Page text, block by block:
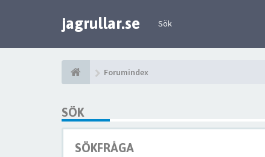
jagrullar.se Sök
Forumindex
SÖK
SÖKFRÅGA